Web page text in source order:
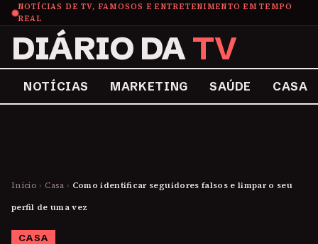
NOTÍCIAS DE TV, FAMOSOS E ENTRETENIMENTO EM TEMPO
REAL
DIÁRIO DATV
NOTÍCIAS MARKETING SAÚDE CASA
Início › Casa › Como identificar seguidores falsos e limpar o seu
perfil de uma vez
CASA